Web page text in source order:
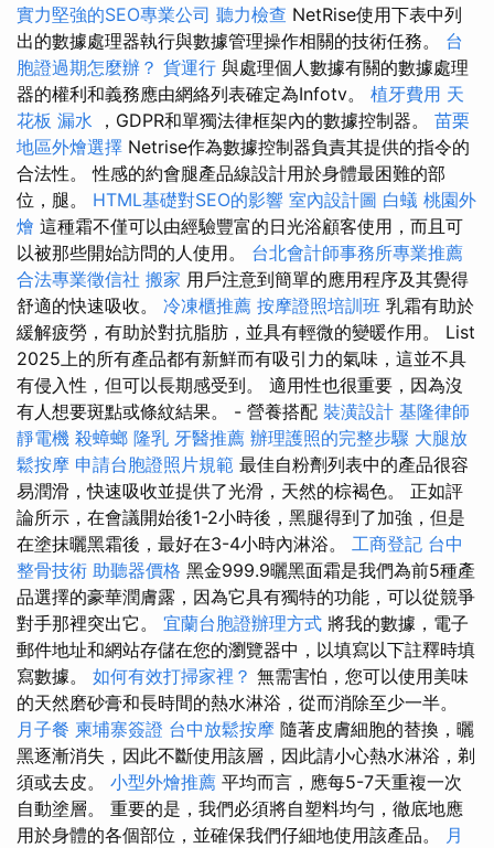
實力堅強的SEO專業公司 聽力檢查 NetRise使用下表中列
出的數據處理器執行與數據管理操作相關的技術任務。 台
胞證過期怎麼辦？ 貨運行 與處理個人數據有關的數據處理
器的權利和義務應由網絡列表確定為Infotv。 植牙費用 天
花板 漏水 ，GDPR和單獨法律框架內的數據控制器。 苗栗
地區外燴選擇 Netrise作為數據控制器負責其提供的指令的
合法性。 性感的約會腿產品線設計用於身體最困難的部
位，腿。 HTML基礎對SEO的影響 室內設計圖 白蟻 桃園外
燴 這種霜不僅可以由經驗豐富的日光浴顧客使用，而且可
以被那些開始訪問的人使用。 台北會計師事務所專業推薦
合法專業徵信社 搬家 用戶注意到簡單的應用程序及其覺得
舒適的快速吸收。 冷凍櫃推薦 按摩證照培訓班 乳霜有助於
緩解疲勞，有助於對抗脂肪，並具有輕微的變暖作用。 List
2025上的所有產品都有新鮮而有吸引力的氣味，這並不具
有侵入性，但可以長期感受到。 適用性也很重要，因為沒
有人想要斑點或條紋結果。 - 營養搭配 裝潢設計 基隆律師
靜電機 殺蟑螂 隆乳 牙醫推薦 辦理護照的完整步驟 大腿放
鬆按摩 申請台胞證照片規範 最佳自粉劑列表中的產品很容
易潤滑，快速吸收並提供了光滑，天然的棕褐色。 正如評
論所示，在會議開始後1-2小時後，黑腿得到了加強，但是
在塗抹曬黑霜後，最好在3-4小時內淋浴。 工商登記 台中
整骨技術 助聽器價格 黑金999.9曬黑面霜是我們為前5種產
品選擇的豪華潤膚露，因為它具有獨特的功能，可以從競爭
對手那裡突出它。 宜蘭台胞證辦理方式 將我的數據，電子
郵件地址和網站存儲在您的瀏覽器中，以填寫以下註釋時填
寫數據。 如何有效打掃家裡？ 無需害怕，您可以使用美味
的天然磨砂膏和長時間的熱水淋浴，從而消除至少一半。
月子餐 柬埔寨簽證 台中放鬆按摩 隨著皮膚細胞的替換，曬
黑逐漸消失，因此不斷使用該層，因此請小心熱水淋浴，剃
須或去皮。 小型外燴推薦 平均而言，應每5-7天重複一次
自動塗層。 重要的是，我們必須將自塑料均勻，徹底地應
用於身體的各個部位，並確保我們仔細地使用該產品。
月